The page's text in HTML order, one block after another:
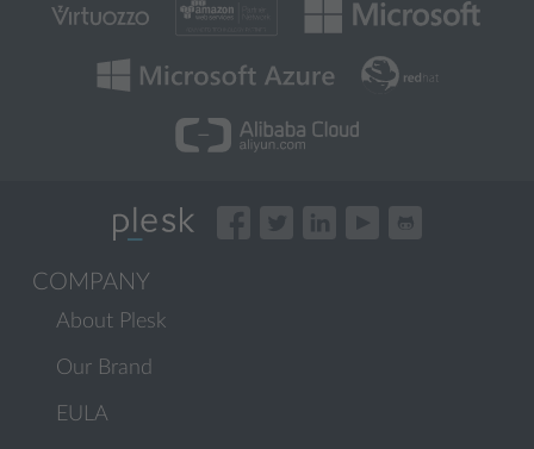
COMPANY
About Plesk
Our Brand
EULA